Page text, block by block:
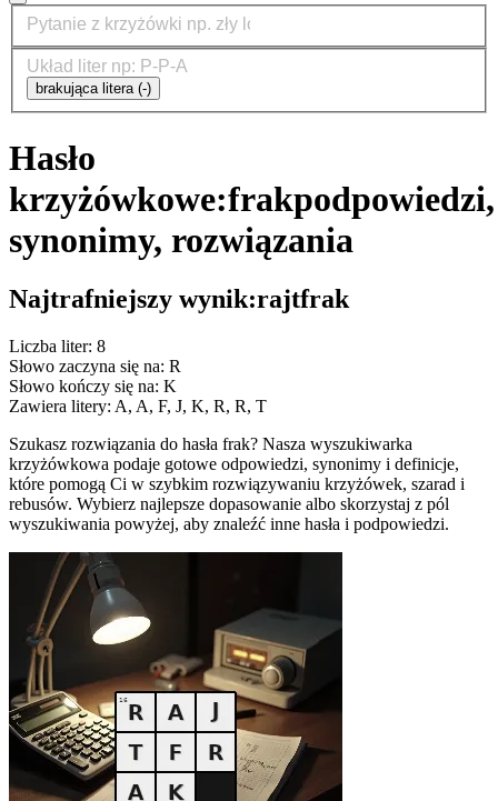
brakująca litera (-)
Hasło
krzyżówkowe:frakpodpowiedzi,
synonimy, rozwiązania
Najtrafniejszy wynik:rajtfrak
Liczba liter: 8
Słowo zaczyna się na: R
Słowo kończy się na: K
Zawiera litery: A, A, F, J, K, R, R, T
Szukasz rozwiązania do hasła frak? Nasza wyszukiwarka
krzyżówkowa podaje gotowe odpowiedzi, synonimy i definicje,
które pomogą Ci w szybkim rozwiązywaniu krzyżówek, szarad i
rebusów. Wybierz najlepsze dopasowanie albo skorzystaj z pól
wyszukiwania powyżej, aby znaleźć inne hasła i podpowiedzi.